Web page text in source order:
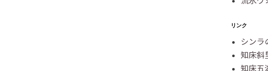
リンク
シンラ
知床斜
知床五